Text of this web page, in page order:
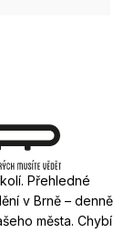
Přehledné
v Brně – denně
města. Chybí